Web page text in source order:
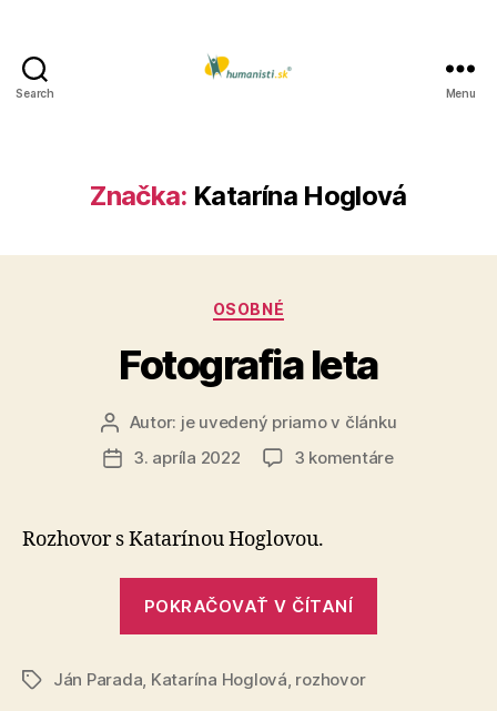
Search Menu
Značka: Katarína Hoglová
Kategórie
OSOBNÉ
Fotografia leta
Autor
článku
Autor: je uvedený priamo v článku
Dátum
3. apríla 2022 3 komentárena
Rozhovor s Katarínou Hoglovou.
POKRAČOVAŤ V ČÍTANÍ
ZnačkyJán Parada, Katarína Hoglová, rozhovor